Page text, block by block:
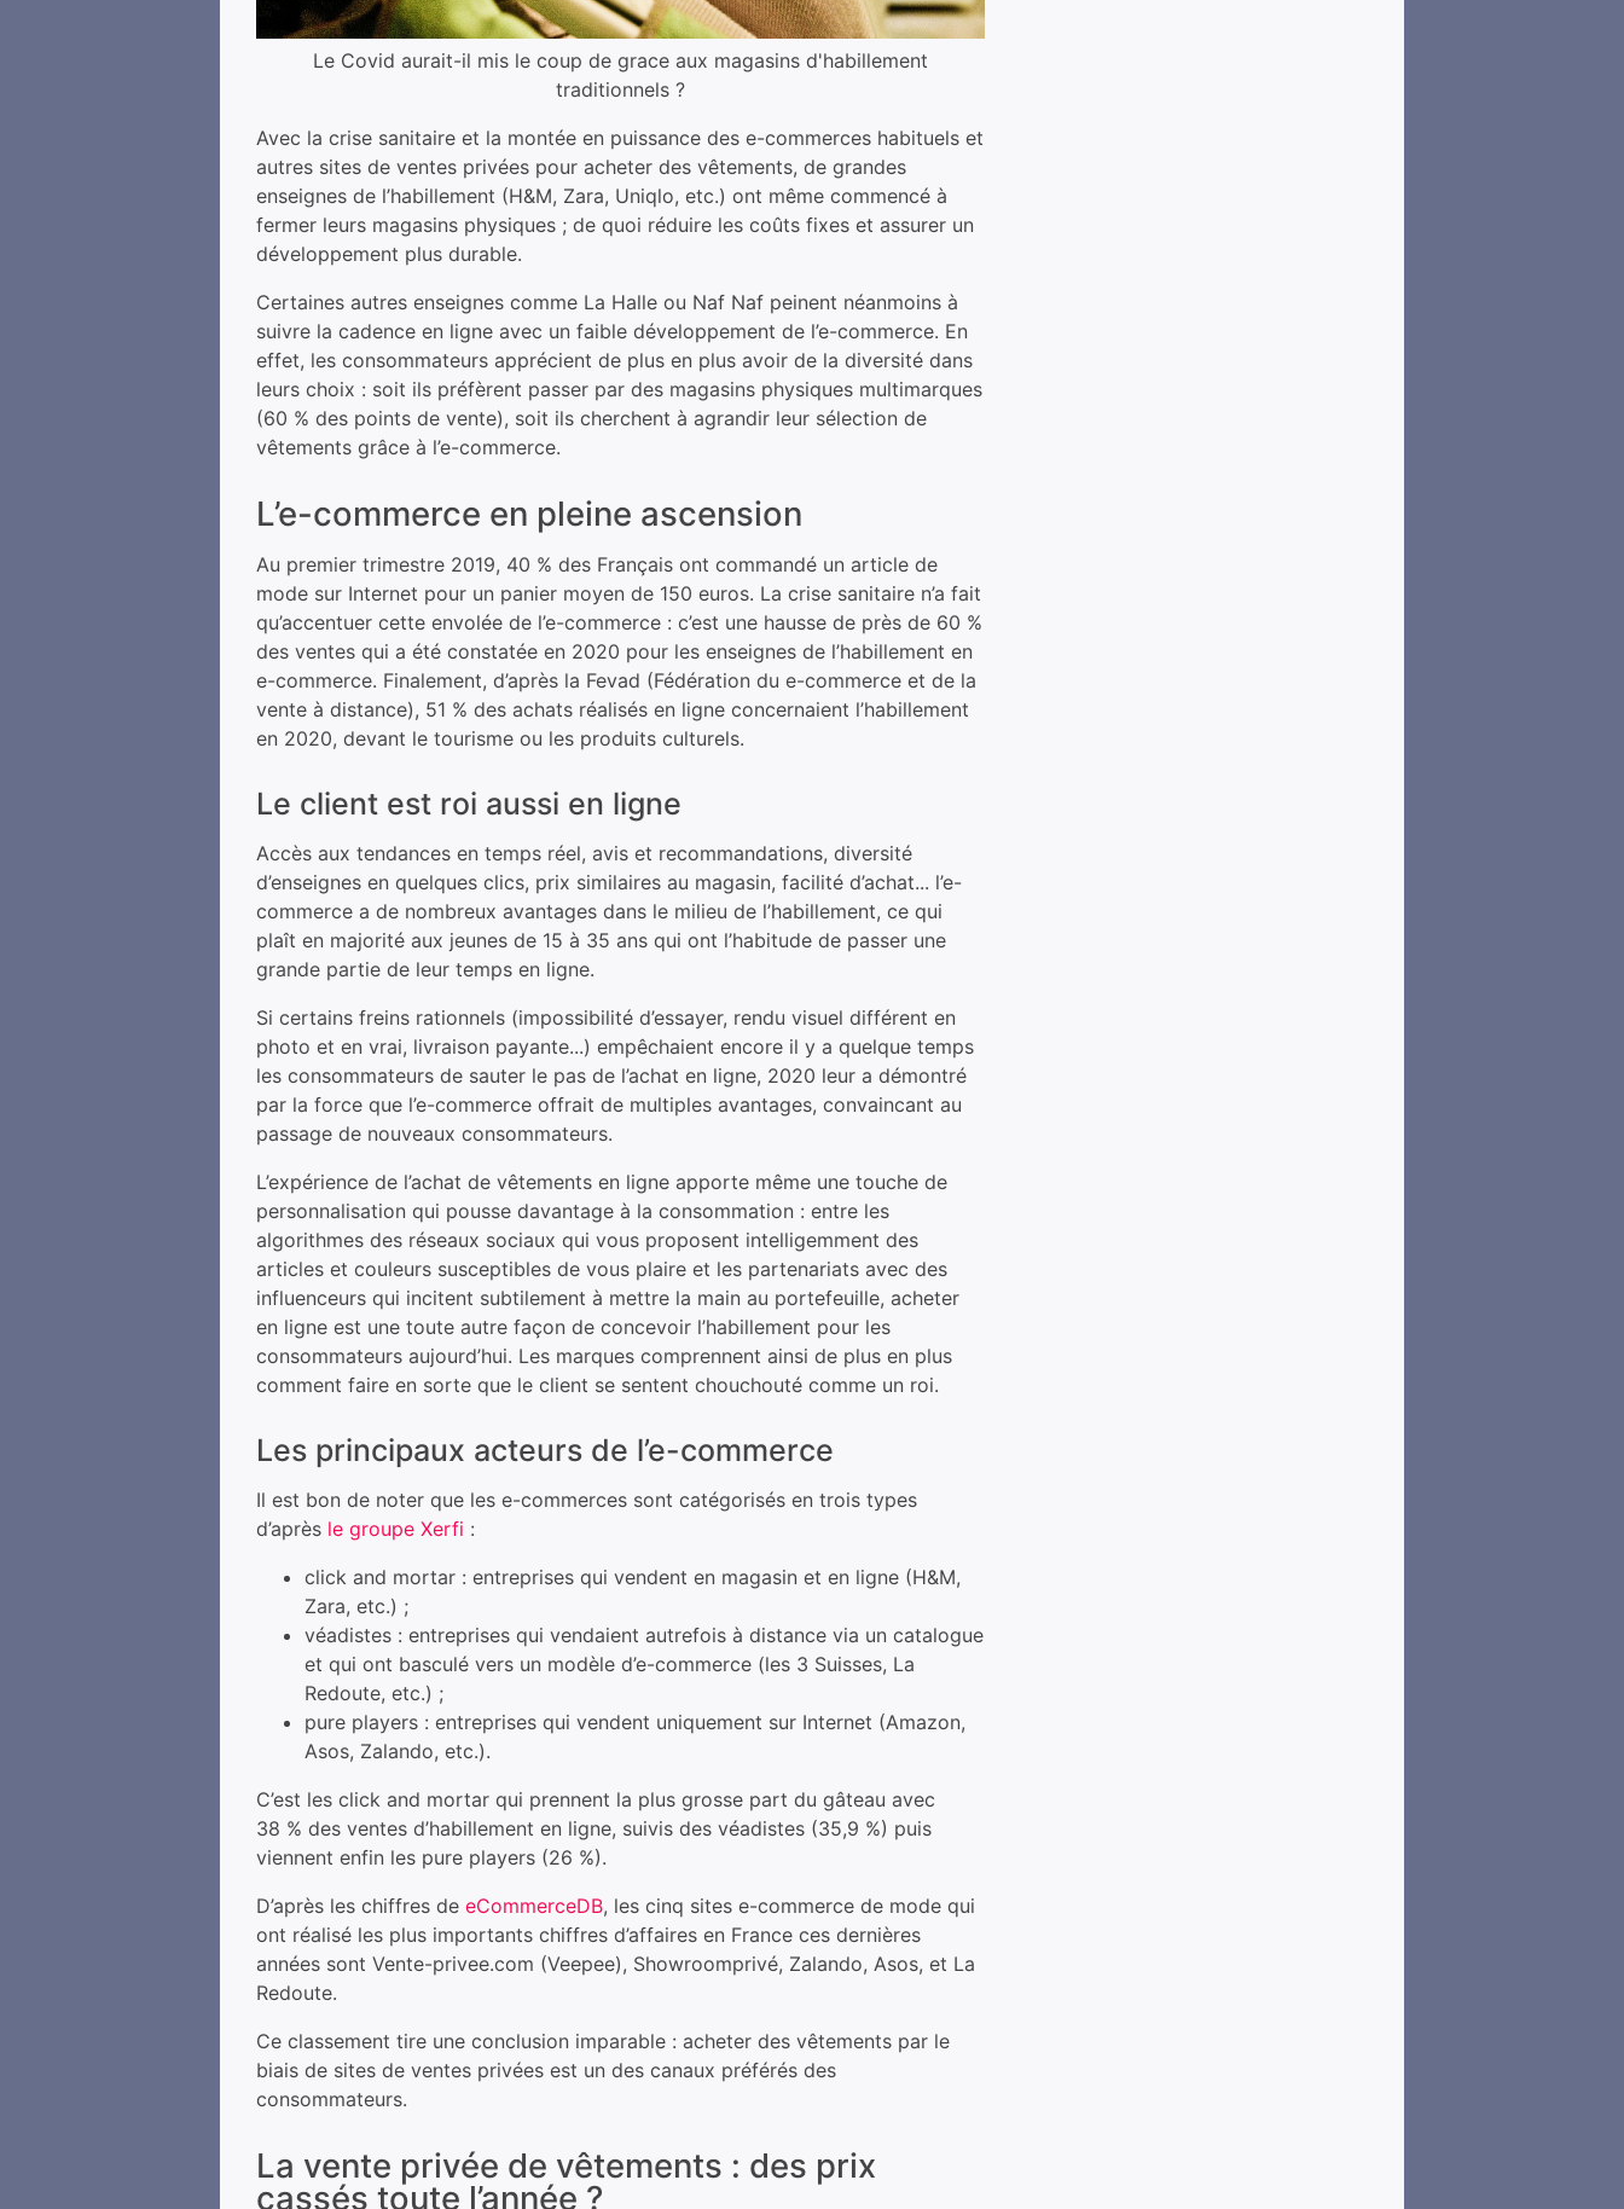
Le Covid aurait-il mis le coup de grace aux magasins d'habillement
traditionnels ?
Avec la crise sanitaire et la montée en puissance des e-commerces habituels et
autres sites de ventes privées pour acheter des vêtements, de grandes
enseignes de l’habillement (H&M, Zara, Uniqlo, etc.) ont même commencé à
fermer leurs magasins physiques ; de quoi réduire les coûts fixes et assurer un
développement plus durable.
Certaines autres enseignes comme La Halle ou Naf Naf peinent néanmoins à
suivre la cadence en ligne avec un faible développement de l’e-commerce. En
effet, les consommateurs apprécient de plus en plus avoir de la diversité dans
leurs choix : soit ils préfèrent passer par des magasins physiques multimarques
(60 % des points de vente), soit ils cherchent à agrandir leur sélection de
vêtements grâce à l’e-commerce.
L’e-commerce en pleine ascension
Au premier trimestre 2019, 40 % des Français ont commandé un article de
mode sur Internet pour un panier moyen de 150 euros. La crise sanitaire n’a fait
qu’accentuer cette envolée de l’e-commerce : c’est une hausse de près de 60 %
des ventes qui a été constatée en 2020 pour les enseignes de l’habillement en
e-commerce. Finalement, d’après la Fevad (Fédération du e-commerce et de la
vente à distance), 51 % des achats réalisés en ligne concernaient l’habillement
en 2020, devant le tourisme ou les produits culturels.
Le client est roi aussi en ligne
Accès aux tendances en temps réel, avis et recommandations, diversité
d’enseignes en quelques clics, prix similaires au magasin, facilité d’achat... l’e-
commerce a de nombreux avantages dans le milieu de l’habillement, ce qui
plaît en majorité aux jeunes de 15 à 35 ans qui ont l’habitude de passer une
grande partie de leur temps en ligne.
Si certains freins rationnels (impossibilité d’essayer, rendu visuel différent en
photo et en vrai, livraison payante...) empêchaient encore il y a quelque temps
les consommateurs de sauter le pas de l’achat en ligne, 2020 leur a démontré
par la force que l’e-commerce offrait de multiples avantages, convaincant au
passage de nouveaux consommateurs.
L’expérience de l’achat de vêtements en ligne apporte même une touche de
personnalisation qui pousse davantage à la consommation : entre les
algorithmes des réseaux sociaux qui vous proposent intelligemment des
articles et couleurs susceptibles de vous plaire et les partenariats avec des
influenceurs qui incitent subtilement à mettre la main au portefeuille, acheter
en ligne est une toute autre façon de concevoir l’habillement pour les
consommateurs aujourd’hui. Les marques comprennent ainsi de plus en plus
comment faire en sorte que le client se sentent chouchouté comme un roi.
Les principaux acteurs de l’e-commerce
Il est bon de noter que les e-commerces sont catégorisés en trois types
d’après le groupe Xerfi :
click and mortar : entreprises qui vendent en magasin et en ligne (H&M,
Zara, etc.) ;
véadistes : entreprises qui vendaient autrefois à distance via un catalogue
et qui ont basculé vers un modèle d’e-commerce (les 3 Suisses, La
Redoute, etc.) ;
pure players : entreprises qui vendent uniquement sur Internet (Amazon,
Asos, Zalando, etc.).
C’est les click and mortar qui prennent la plus grosse part du gâteau avec
38 % des ventes d’habillement en ligne, suivis des véadistes (35,9 %) puis
viennent enfin les pure players (26 %).
D’après les chiffres de eCommerceDB, les cinq sites e-commerce de mode qui
ont réalisé les plus importants chiffres d’affaires en France ces dernières
années sont Vente-privee.com (Veepee), Showroomprivé, Zalando, Asos, et La
Redoute.
Ce classement tire une conclusion imparable : acheter des vêtements par le
biais de sites de ventes privées est un des canaux préférés des
consommateurs.
La vente privée de vêtements : des prix
cassés toute l’année ?